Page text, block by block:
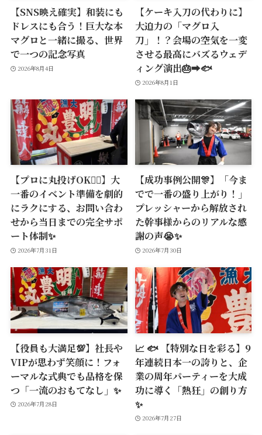
【SNS映え確実】和装にも
ドレスにも合う！巨大な本
マグロと一緒に撮る、世界
で一つの記念写真
2026年8月4日
【ケーキ入刀の代わりに】
大迫力の「マグロ入
刀」！？会場の空気を一変
させる最高にバズるウェデ
ィング演出🎂➡️🐟
2026年8月1日
【プロに丸投げOK🙆‍♂️】大
一番のイベント準備を劇的
にラクにする、お問い合わ
せから当日までの完全サポ
ート体制✨
2026年7月31日
【成功事例公開🎊】「今ま
でで一番の盛り上がり！」
プレッシャーから解放され
た幹事様からのリアルな感
謝の声😭✨
2026年7月30日
【役員も大満足💯】社長や
VIPが思わず笑顔に！フォ
ーマルな式典でも品格を保
つ「一流のおもてなし」✨
2026年7月28日
📈 🐟 【特別な日を彩る】9
年連続日本一の誇りと、企
業の周年パーティーを大成
功に導く「熱狂」の創り方
✨
2026年7月27日